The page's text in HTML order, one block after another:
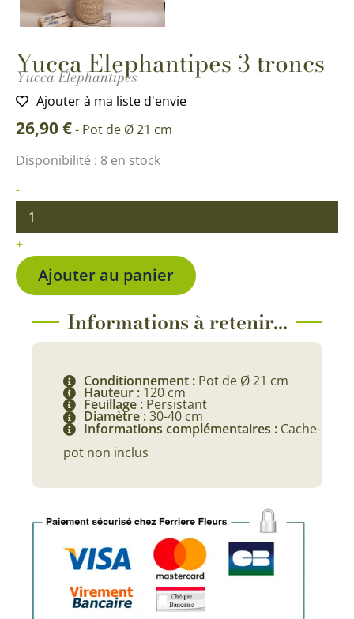
Yucca Elephantipes 3 troncs
Yucca Elephantipes
Ajouter à ma liste d'envie
26,90€- Pot de Ø 21 cm
Disponibilité : 8 en stock
-
quantité
Yucca
Elephantipes
troncs
+
Ajouter au panier
Informations à retenir...
Conditionnement : Pot de Ø 21 cm
Hauteur : 120 cm
Feuillage : Persistant
Diamètre :30-40 cm
Informations complémentaires : Cache-
pot non inclus